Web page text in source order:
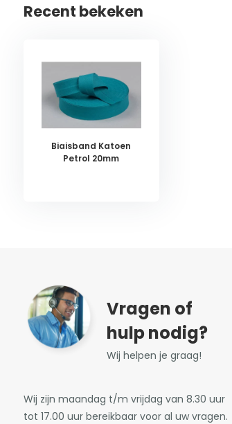
Recent bekeken
Biaisband Katoen
Petrol 20mm
Vragen of
hulp nodig?
Wij helpen je graag!
Wij zijn maandag t/m vrijdag van 8.30 uur
tot 17.00 uur bereikbaar voor al uw vragen.